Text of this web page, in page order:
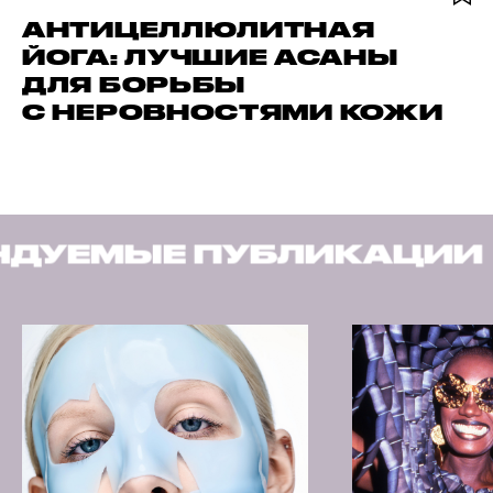
АНТИЦЕЛЛЮЛИТНАЯ
ЙОГА: ЛУЧШИЕ АСАНЫ
ДЛЯ БОРЬБЫ
С НЕРОВНОСТЯМИ КОЖИ